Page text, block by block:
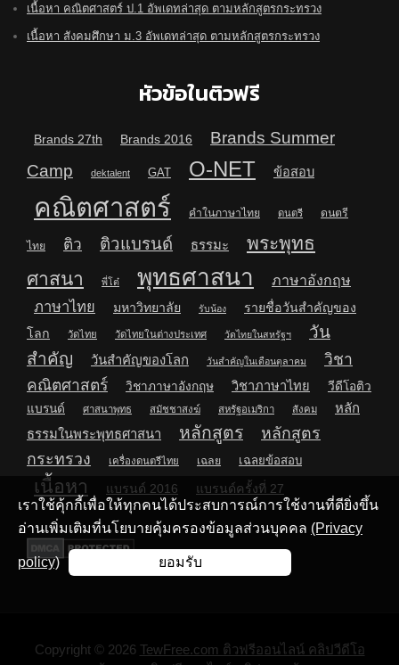
เนื้อหา คณิตศาสตร์ ป.1 อัพเดทล่าสุด ตามหลักสูตรกระทรวง
เนื้อหา สังคมศึกษา ม.3 อัพเดทล่าสุด ตามหลักสูตรกระทรวง
หัวข้อในติวฟรี
Brands 27th Brands 2016
Brands Summer
Camp
dektalent GAT O-NET ข้อสอบ
คณิตศาสตร์ คำในภาษาไทย ดนตรี ดนตรี
ไทย ติว ติวแบรนด์ ธรรมะ
พระพุทธ
ศาสนา
พี่โต๋ พุทธศาสนา ภาษาอังกฤษ
ภาษาไทย มหาวิทยาลัย รับน้อง
รายชื่อวันสำคัญของ
โลก
วัดไทย วัดไทยในต่างประเทศ วัดไทยในสหรัฐฯ
วัน
สำคัญ
วันสำคัญของโลก วันสำคัญในเดือนตุลาคม
วิชา
คณิตศาสตร์
วิชาภาษาอังกฤษ วิชาภาษาไทย
วีดีโอติว
แบรนด์
ศาสนาพุทธ สมัชชาสงฆ์ สหรัฐอเมริกา สังคม
หลัก
ธรรมในพระพุทธศาสนา
หลักสูตร
หลักสูตร
กระทรวง
เครื่องดนตรีไทย เฉลย เฉลยข้อสอบ
เนื้อหา แบรนด์ 2016 แบรนด์ครั้งที่ 27
เราใช้คุ้กกี้เพื่อให้ทุกคนได้ประสบการณ์การใช้งานที่ดียิ่งขึ้น
อ่านเพิ่มเติมที่นโยบายคุ้มครองข้อมูลส่วนบุคคล (Privacy
policy) ยอมรับ
Copyright © 2026 TewFree.com ติวฟรีออนไลน์ คลิปวีดีโอ